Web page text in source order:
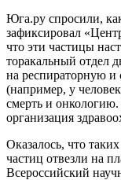
Юга.ру спросили,
зафиксировал
что эти частицы
торакальный отдел
на респираторную и
(например, у
смерть и
организация
Оказалось, что
частиц отвезли на
Всероссийский